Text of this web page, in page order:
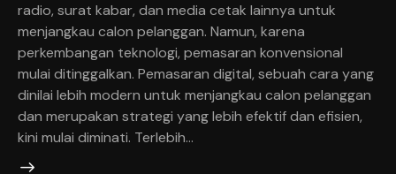
radio, surat kabar, dan media cetak lainnya untuk
menjangkau calon pelanggan. Namun, karena
perkembangan teknologi, pemasaran konvensional
mulai ditinggalkan. Pemasaran digital, sebuah cara yang
dinilai lebih modern untuk menjangkau calon pelanggan
dan merupakan strategi yang lebih efektif dan efisien,
kini mulai diminati. Terlebih…